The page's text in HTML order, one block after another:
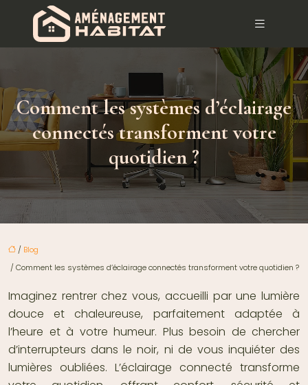
Comment les systèmes d’éclairage
connectés transforment votre
quotidien ?
/ Blog
/ Comment les systèmes d’éclairage connectés transforment votre quotidien ?
Imaginez rentrer chez vous, accueilli par une lumière
douce et chaleureuse, parfaitement adaptée à
l’heure et à votre humeur. Plus besoin de chercher
d’interrupteurs dans le noir, ni de vous inquiéter des
lumières oubliées. L’éclairage connecté transforme